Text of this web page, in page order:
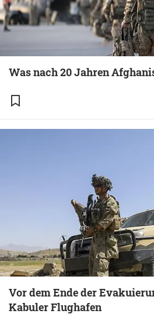
Was nach 20 Jahren
Vor dem Ende der
Kabuler Flughafen